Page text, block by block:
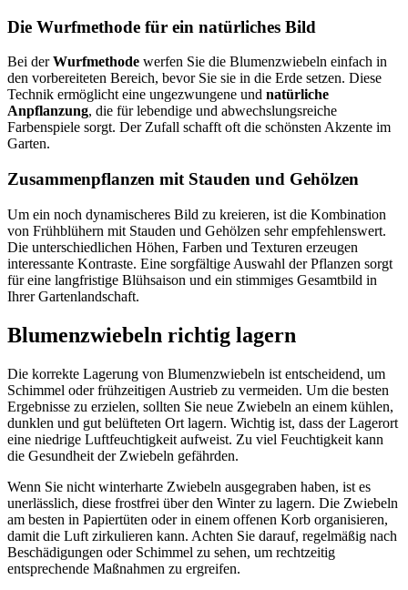
Die Wurfmethode für ein natürliches Bild
Bei derWurfmethode werfen Sie die Blumenzwiebeln einfach in
den vorbereiteten Bereich, bevor Sie sie in die Erde setzen. Diese
Technik ermöglicht eine ungezwungene und natürliche
Anpflanzung, die für lebendige und abwechslungsreiche
Farbenspiele sorgt. Der Zufall schafft oft die schönsten Akzente im
Garten.
Zusammenpflanzen mit Stauden und Gehölzen
Um ein noch dynamischeres Bild zu kreieren, ist die Kombination
von Frühblühern mit Stauden und Gehölzen sehr empfehlenswert.
Die unterschiedlichen Höhen, Farben und Texturen erzeugen
interessante Kontraste. Eine sorgfältige Auswahl der Pflanzen sorgt
für eine langfristige Blühsaison und ein stimmiges Gesamtbild in
Ihrer Gartenlandschaft.
Blumenzwiebeln richtig lagern
Die korrekte Lagerung von Blumenzwiebeln ist entscheidend, um
Schimmel oder frühzeitigen Austrieb zu vermeiden. Um die besten
Ergebnisse zu erzielen, sollten Sie neue Zwiebeln an einem kühlen,
dunklen und gut belüfteten Ort lagern. Wichtig ist, dass der Lagerort
eine niedrige Luftfeuchtigkeit aufweist. Zu viel Feuchtigkeit kann
die Gesundheit der Zwiebeln gefährden.
Wenn Sie nicht winterharte Zwiebeln ausgegraben haben, ist es
unerlässlich, diese frostfrei über den Winter zu lagern. Die Zwiebeln
am besten in Papiertüten oder in einem offenen Korb organisieren,
damit die Luft zirkulieren kann. Achten Sie darauf, regelmäßig nach
Beschädigungen oder Schimmel zu sehen, um rechtzeitig
entsprechende Maßnahmen zu ergreifen.